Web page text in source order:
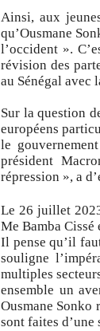
Ainsi, aux
qu’Ousmane
l’occident ».
révision des
au Sénégal avec
Sur la question
européens
le
président
répression », a
Le 26 juillet
Me Bamba Cissé
Il pense qu’il
souligne
multiples
ensemble un
Ousmane
sont faites